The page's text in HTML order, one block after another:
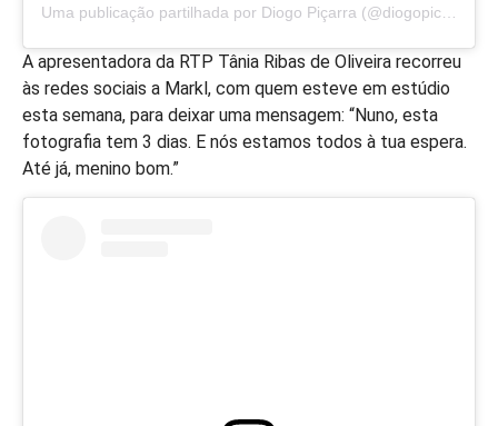
A apresentadora da RTP Tânia Ribas de Oliveira recorreu
às redes sociais a Markl, com quem esteve em estúdio
esta semana, para deixar uma mensagem: “Nuno, esta
fotografia tem 3 dias. E nós estamos todos à tua espera.
Até já, menino bom.”